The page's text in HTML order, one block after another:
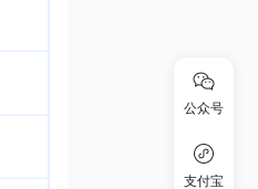
公众号
支付宝